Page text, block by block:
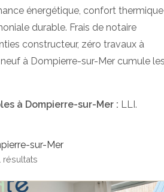
énergétique, confort thermique
durable. Frais de notaire
constructeur, zéro travaux à
à Dompierre-sur-Mer cumule
à Dompierre-sur-Mer : LLI.
sur-Mer
résultats